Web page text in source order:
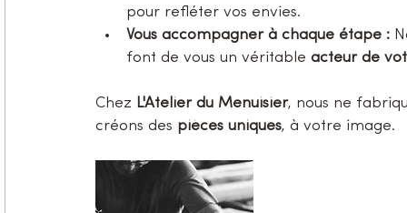
pour refléter vos envies.
Vous accompagner à chaque étape :
font de vous un véritable acteur de
Chez L'Atelier du Menuisier, nous ne
créons des pièces uniques, à votre image.